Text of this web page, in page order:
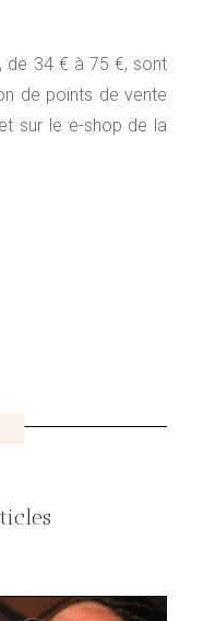
de 34 € à 75 €, sont
de points de vente
sur le e-shop de la